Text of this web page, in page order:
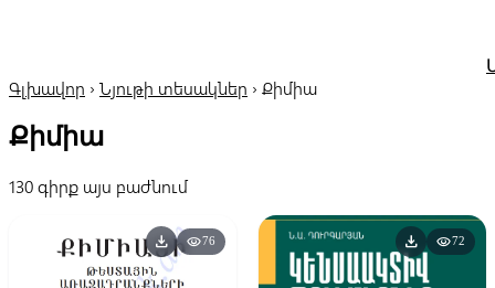
Գլխավոր › Նյութի տեսակներ › Քիմիա
Քիմիա
130 գիրք այս բաժնում
download visibility76 download visibility72